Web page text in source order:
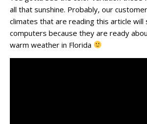
all that sunshine. Probably, our
climates that are reading this article will
computers because they are ready
warm weather in Florida